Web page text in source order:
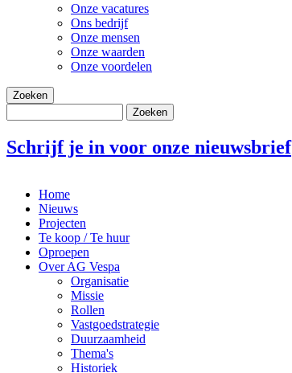
Onze vacatures
Ons bedrijf
Onze mensen
Onze waarden
Onze voordelen
Zoeken
Schrijf je in voor onze nieuwsbrief
Hoofdnavigatie
Home
Nieuws
Projecten
Te koop / Te huur
Oproepen
Over AG Vespa
Organisatie
Missie
Rollen
Vastgoedstrategie
Duurzaamheid
Thema's
Historiek